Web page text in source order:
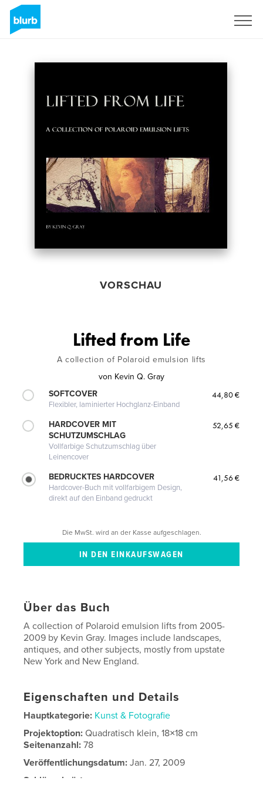
VORSCHAU
Lifted from Life
A collection of Polaroid emulsion lifts
von Kevin Q. Gray
SOFTCOVER
Flexibler, laminierter Hochglanz-Einband
44,80 €
HARDCOVER MIT
SCHUTZUMSCHLAG
Vollfarbige Schutzumschlag über
Leinencover
52,65 €
BEDRUCKTES HARDCOVER
Hardcover-Buch mit vollfarbigem Design,
direkt auf den Einband gedruckt
41,56 €
Die MwSt. wird an der Kasse aufgeschlagen.
Über das Buch
A collection of Polaroid emulsion lifts from 2005-
2009 by Kevin Gray. Images include landscapes,
antiques, and other subjects, mostly from upstate
New York and New England.
Eigenschaften und Details
Hauptkategorie: Kunst & Fotografie
Projektoption:Quadratisch klein, 18×18 cm
Seitenanzahl:78
Veröffentlichungsdatum: Jan. 27, 2009
Schlüsselwörter